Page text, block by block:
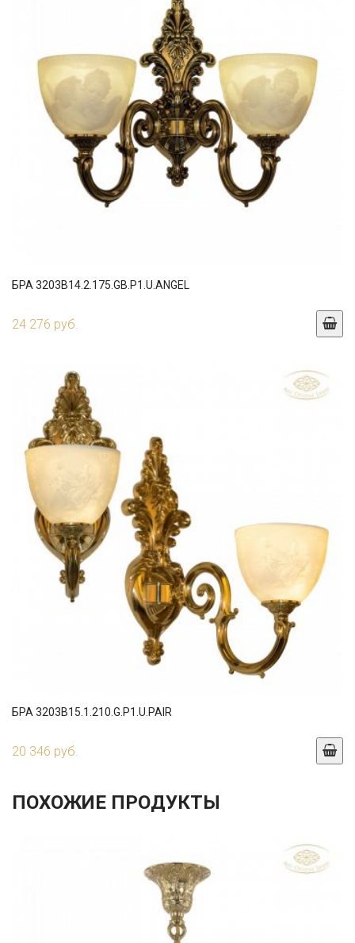
БРА 3203B14.2.175.GB.P1.U.ANGEL
24 276 руб.
БРА 3203B15.1.210.G.P1.U.PAIR
20 346 руб.
ПОХОЖИЕ ПРОДУКТЫ